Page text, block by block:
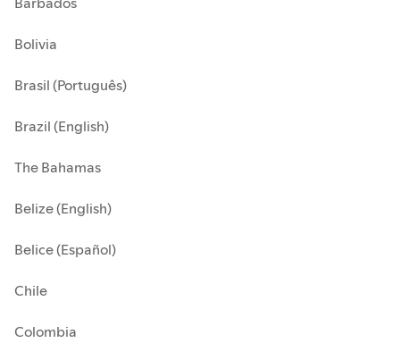
Bolivia
Brasil (Português)
Brazil (English)
The Bahamas
Belize (English)
Belice (Español)
Chile
Colombia